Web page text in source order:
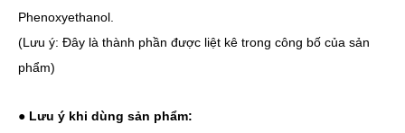
Phenoxyethanol.
(Lưu ý: Đây là thành phần được liệt kê trong công bố của sản
phẩm)
● Lưu ý khi dùng sản phẩm: